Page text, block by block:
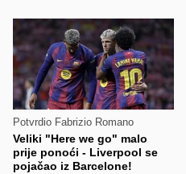
Potvrdio Fabrizio Romano
Veliki "Here we go" malo
prije ponoći - Liverpool se
pojačao iz Barcelone!